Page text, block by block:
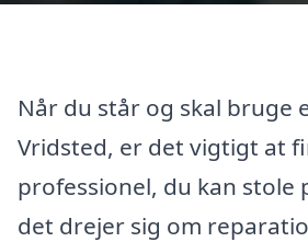
Når du står og skal bruge
Vridsted, er det vigtigt at
professionel, du kan stole
det drejer sig om